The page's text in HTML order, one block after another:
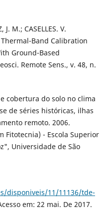
J. M.; CASELLES. V.
Band Calibration
Ground-Based
Remote Sens., v. 48, n.
cobertura do solo no clima
de séries históricas, ilhas
remoto. 2006.
Fitotecnia) - Escola Superior
Universidade de São
disponiveis/11/11136/tde-
em: 22 mai. De 2017.